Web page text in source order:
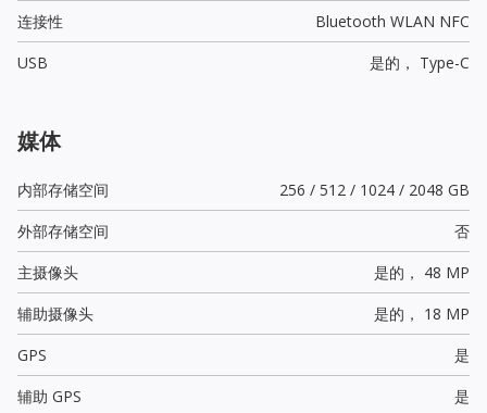
连接性
Bluetooth WLAN NFC
USB
是的， Type-C
媒体
内部存储空间
256 / 512 / 1024 / 2048 GB
外部存储空间
否
主摄像头
是的， 48 MP
辅助摄像头
是的， 18 MP
GPS
是
辅助 GPS
是